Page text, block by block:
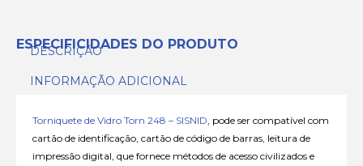
ESPECIFICIDADES DO PRODUTO
DESCRIÇÃO
INFORMAÇÃO ADICIONAL
Torniquete de Vidro Torn 248 – SISNID , pode ser compatível com
cartão de identificação, cartão de código de barras, leitura de
impressão digital, que fornece métodos de acesso civilizados e